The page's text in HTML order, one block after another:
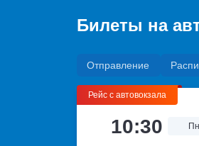
Билеты на
Отправление
Рейс с автовокзала
10:30